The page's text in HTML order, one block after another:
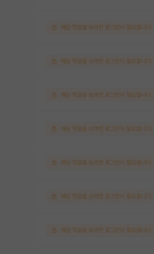
해당 댓글을 보려면 로그인이 필요합니다.
해당 댓글을 보려면 로그인이 필요합니다.
해당 댓글을 보려면 로그인이 필요합니다.
해당 댓글을 보려면 로그인이 필요합니다.
해당 댓글을 보려면 로그인이 필요합니다.
해당 댓글을 보려면 로그인이 필요합니다.
해당 댓글을 보려면 로그인이 필요합니다.